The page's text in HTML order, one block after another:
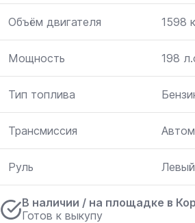
Объём двигателя 1598
Мощность 198
Тип топлива
Трансмиссия
Руль Левый
В наличии / на площадке в
Готов к выкупу